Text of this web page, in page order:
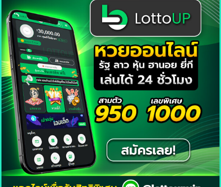
ระวังหลงรักคนมีเจ้าของจนนำมาซึ่เงรื่องปวดหัวได้
ทางที่ดีอยู่เป็นโสดไปก่อนดีกว่า ฝันเห็นพญาครุฑสีทอง
เลขเด็ด 04 58 88 81 512
ฝันเห็นพญาครุฑสีดำ
ถ้าคุณฝันเห็นพญาครุฑสีดำ ในช่วงนี้ทำนายว่า ถ้าคุณ
มีแผนจะลงทุนทำธุรกิจอะไรก็ให้รีบทำได้เลย เพราะ
เป็นช่วงเวลามือขึ้นหยิบจับอะไรก็เป็นเงินเป็นทองไป
หมด และถ้าคุณทำการค้าขายด้วยช่วงการค้าขายของ
คุณจะรุ่งเรืองสุดขีด หากคิดจะมีลูกก็จะสามารถมีได้ดัง
ใจหวัง และหากมี เครื่องรางนำโชค ไว้บูชาด้วยแล้ว ก็
จะเป็นตัวช่วยในการเรียกลูกค้าได้มากขึ้นเช่นกัน ฝัน
เห็นพญาครุฑสีดำ เลขเด็ด 05 23 60 853